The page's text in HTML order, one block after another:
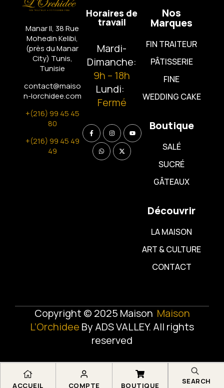
ACCUEIL COMPTE BOUTIQUE SEARCH
Manar II, 38 Rue
Mohedin Kelibi,
(près du Manar
City) Tunis,
Tunisie
contact@maiso
n-lorchidee.com
+(216) 99 45 45
80
+(216) 99 45 49
49
Nos
Marques
FIN TRAITEUR
PÂTISSERIE
FINE
WEDDING CAKE
Boutique
SALÉ
SUCRÉ
GÂTEAUX
Découvrir
LA MAISON
ART & CULTURE
CONTACT
Horaires de
travail
Mardi-
Dimanche:
9h – 18h
Lundi:
Fermé
Copyright © 2025 Maison Maison
L’Orchidee By ADS VALLEY. All rights
reserved